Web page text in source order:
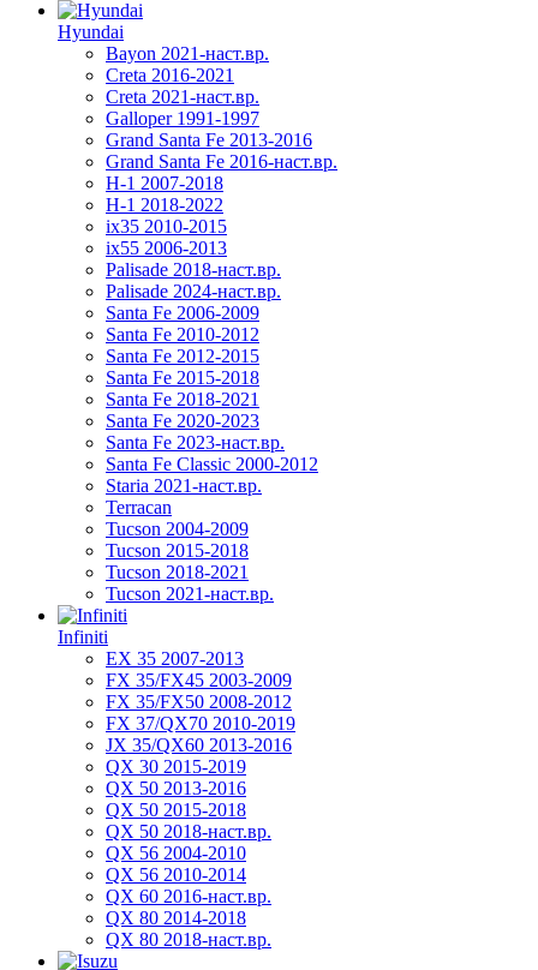
Hyundai
Bayon 2021-наст.вр.
Creta 2016-2021
Creta 2021-наст.вр.
Galloper 1991-1997
Grand Santa Fe 2013-2016
Grand Santa Fe 2016-наст.вр.
H-1 2007-2018
H-1 2018-2022
ix35 2010-2015
ix55 2006-2013
Palisade 2018-наст.вр.
Palisade 2024-наст.вр.
Santa Fe 2006-2009
Santa Fe 2010-2012
Santa Fe 2012-2015
Santa Fe 2015-2018
Santa Fe 2018-2021
Santa Fe 2020-2023
Santa Fe 2023-наст.вр.
Santa Fe Classic 2000-2012
Staria 2021-наст.вр.
Terracan
Tucson 2004-2009
Tucson 2015-2018
Tucson 2018-2021
Tucson 2021-наст.вр.
Infiniti
EX 35 2007-2013
FX 35/FX45 2003-2009
FX 35/FX50 2008-2012
FX 37/QX70 2010-2019
JX 35/QX60 2013-2016
QX 30 2015-2019
QX 50 2013-2016
QX 50 2015-2018
QX 50 2018-наст.вр.
QX 56 2004-2010
QX 56 2010-2014
QX 60 2016-наст.вр.
QX 80 2014-2018
QX 80 2018-наст.вр.